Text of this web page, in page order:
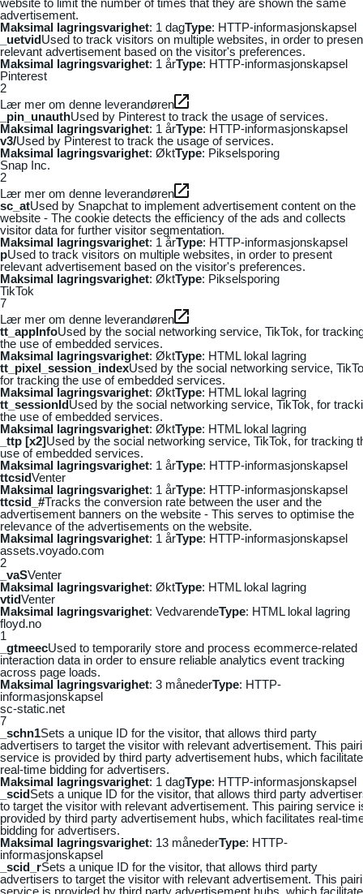
advertisement.
Maksimal lagringsvarighet: 1 dagType: HTTP-informasjonskapsel
_uetvidUsed to track visitors on multiple websites, in order to
relevant advertisement based on the visitor's preferences.
Maksimal lagringsvarighet: 1 årType: HTTP-informasjonskapsel
Pinterest
2
Lær mer om denne leverandøren
_pin_unauthUsed by Pinterest to track the usage of services.
Maksimal lagringsvarighet: 1 årType: HTTP-informasjonskapsel
v3/Used by Pinterest to track the usage of services.
Maksimal lagringsvarighet: ØktType: Pikselsporing
Snap Inc.
2
Lær mer om denne leverandøren
sc_atUsed by Snapchat to implement advertisement content on the
website - The cookie detects the efficiency of the ads and collects
visitor data for further visitor segmentation.
Maksimal lagringsvarighet: 1 årType: HTTP-informasjonskapsel
pUsed to track visitors on multiple websites, in order to present
relevant advertisement based on the visitor's preferences.
Maksimal lagringsvarighet: ØktType: Pikselsporing
TikTok
7
Lær mer om denne leverandøren
tt_appInfoUsed by the social networking service, TikTok, for
the use of embedded services.
Maksimal lagringsvarighet: ØktType: HTML lokal lagring
tt_pixel_session_indexUsed by the social networking service,
for tracking the use of embedded services.
Maksimal lagringsvarighet: ØktType: HTML lokal lagring
tt_sessionIdUsed by the social networking service, TikTok, for
the use of embedded services.
Maksimal lagringsvarighet: ØktType: HTML lokal lagring
_ttp [x2]Used by the social networking service, TikTok, for tracking
use of embedded services.
Maksimal lagringsvarighet: 1 årType: HTTP-informasjonskapsel
ttcsidVenter
Maksimal lagringsvarighet: 1 årType: HTTP-informasjonskapsel
ttcsid_#Tracks the conversion rate between the user and the
advertisement banners on the website - This serves to optimise the
relevance of the advertisements on the website.
Maksimal lagringsvarighet: 1 årType: HTTP-informasjonskapsel
assets.voyado.com
2
_vaSVenter
Maksimal lagringsvarighet: ØktType: HTML lokal lagring
vtidVenter
Maksimal lagringsvarighet: VedvarendeType: HTML lokal lagring
floyd.no
1
_gtmeecUsed to temporarily store and process ecommerce-related
interaction data in order to ensure reliable analytics event tracking
across page loads.
Maksimal lagringsvarighet: 3 månederType: HTTP-
informasjonskapsel
sc-static.net
7
_schn1Sets a unique ID for the visitor, that allows third party
advertisers to target the visitor with relevant advertisement. This
service is provided by third party advertisement hubs, which
real-time bidding for advertisers.
Maksimal lagringsvarighet: 1 dagType: HTTP-informasjonskapsel
_scidSets a unique ID for the visitor, that allows third party
to target the visitor with relevant advertisement. This pairing service
provided by third party advertisement hubs, which facilitates real-
bidding for advertisers.
Maksimal lagringsvarighet: 13 månederType: HTTP-
informasjonskapsel
_scid_rSets a unique ID for the visitor, that allows third party
advertisers to target the visitor with relevant advertisement. This
service is provided by third party advertisement hubs, which